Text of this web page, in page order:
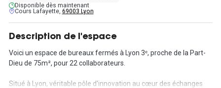
Disponible dès maintenant
Cours Lafayette, 69003 Lyon
Description de l'espace
Voici un espace de bureaux fermés à Lyon 3ᵉ, proche de la Part-
Dieu de 75m², pour 22 collaborateurs.
Situé à Lyon, véritable pôle d'innovation au cœur des échanges